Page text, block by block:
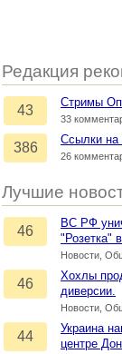
Редакция
43
Стримы
33
386
Ссылки
26
Лучшие
46
ВС РФ
"Розетка"
Новости,
46
Хохлы
диверсии.
Новости,
44
Украина
центре